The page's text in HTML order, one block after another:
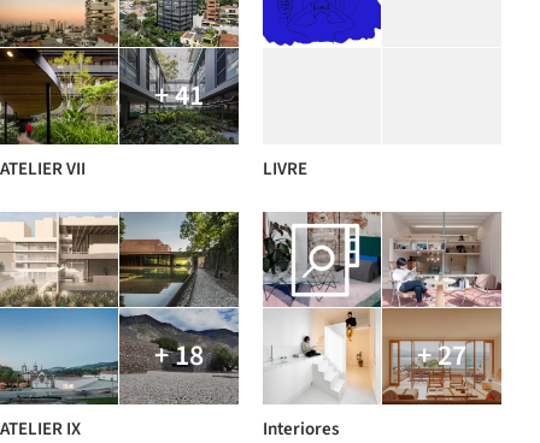
+ 41
ATELIER VII LIVRE
+ 18
ATELIER IX
+ 27
Interiores